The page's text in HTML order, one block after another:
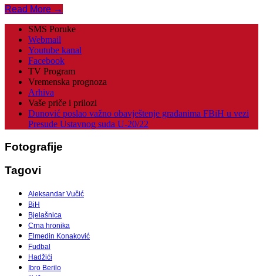
Read More →
SMS Poruke
Webmail
Youtube kanal
Facebook
TV Program
Vremenska prognoza
Arhiva
Vaše priče i prilozi
Dunović poslao važno obavještenje građanima FBiH u vezi
Presude Ustavnog suda U-20/22
Fotografije
Tagovi
Aleksandar Vučić
BiH
Bjelašnica
Crna hronika
Elmedin Konaković
Fudbal
Hadžići
Ibro Berilo